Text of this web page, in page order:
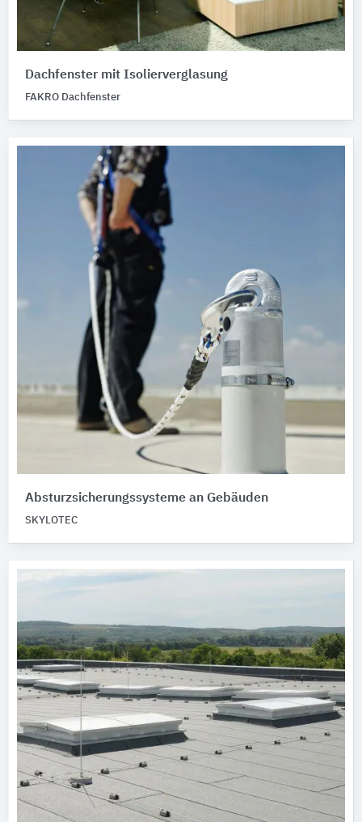
Dachfenster mit Isolierverglasung
FAKRO Dachfenster
Absturzsicherungssysteme an Gebäuden
SKYLOTEC